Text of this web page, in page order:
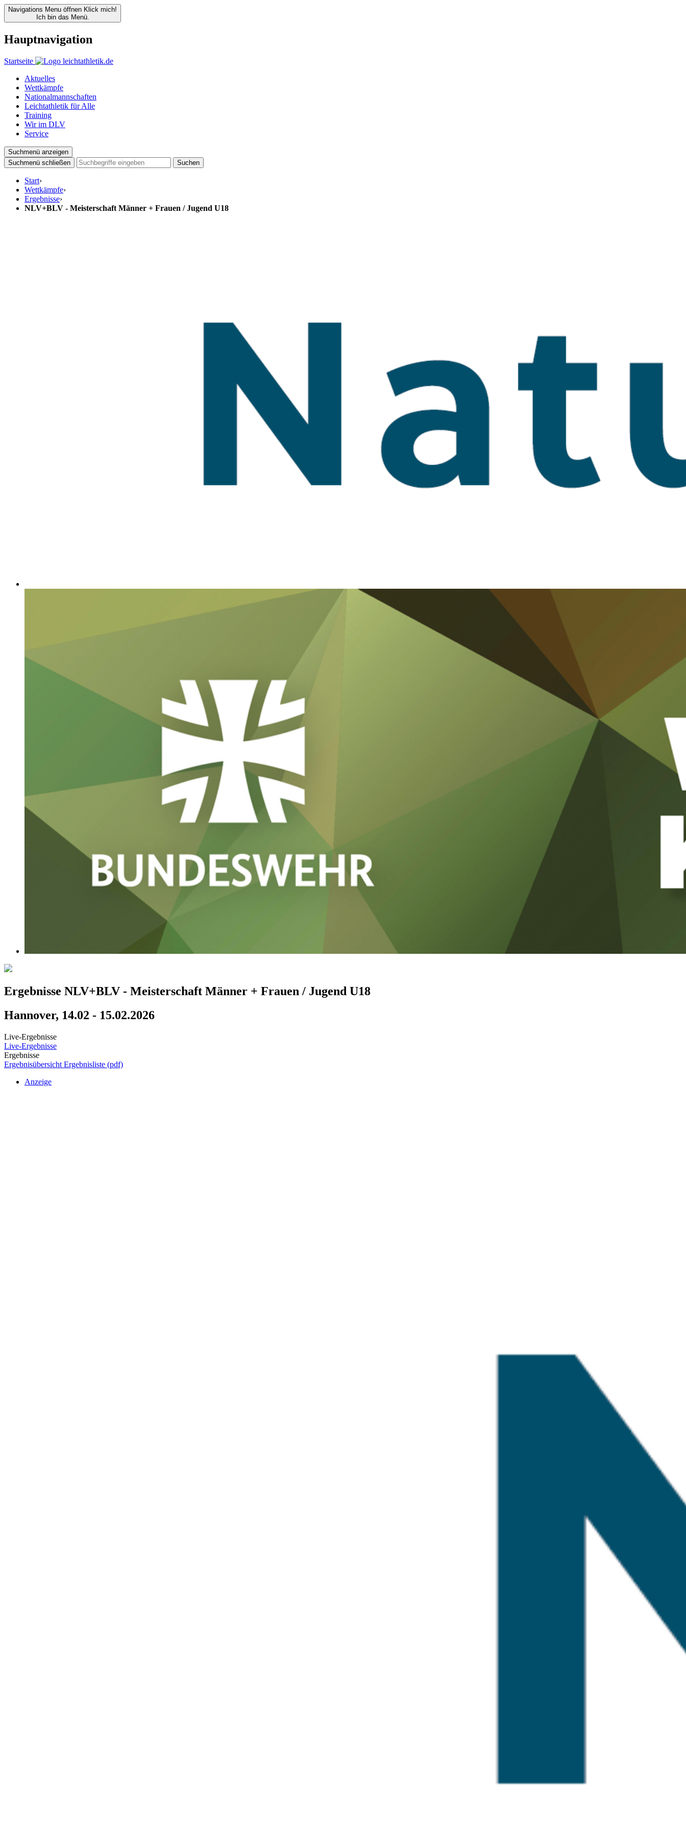
Navigations Menu öffnen Klick mich!
Ich bin das Menü.
Hauptnavigation
Startseite
Aktuelles
Wettkämpfe
Nationalmannschaften
Leichtathletik für Alle
Training
Wir im DLV
Service
Suchmenü anzeigen
Suchmenü schließen
Suchen
Start›
Wettkämpfe›
Ergebnisse›
NLV+BLV - Meisterschaft Männer + Frauen / Jugend U18
Ergebnisse NLV+BLV - Meisterschaft Männer + Frauen / Jugend U18
Hannover, 14.02 - 15.02.2026
Live-Ergebnisse
Live-Ergebnisse
Ergebnisse
Ergebnisübersicht Ergebnisliste (pdf)
Anzeige